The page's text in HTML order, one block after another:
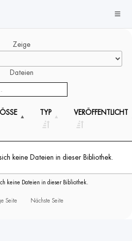
Zeige
Dateien
TYP VERÖFFENTLICHT
keine Dateien in dieser Bibliothek.
keine Dateien in dieser Bibliothek.
Seite Nächste Seite